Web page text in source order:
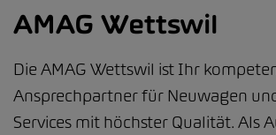
AMAG Wettswil
Die AMAG Wettswil ist Ihr
Ansprechpartner für Neuwagen
Services mit höchster Qualität. Als